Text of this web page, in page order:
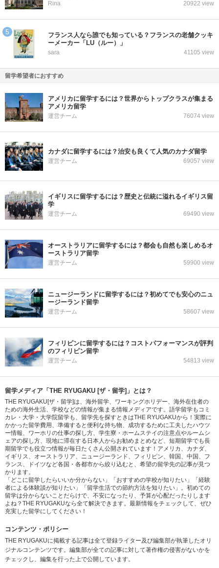
Rina 20922 view
フランス人なら誰でも知っている？フランスの老舗クッキ
ーメーカー「LU（ルー）」
sara 41105 view
留学希望者におすすめ
アメリカに留学するには？世界からトップクラスが集まる
アメリカ留学
運営チーム 76074 view
カナダに留学するには？治安も良くて人気のカナダ留学
運営チーム 69057 view
イギリスに留学するには？歴史と伝統に溢れるイギリス留
学
運営チーム 69490 view
オーストラリアに留学するには？都会も自然も楽しめるオ
ーストラリア留学
運営チーム 59900 view
ニュージーランドに留学するには？初めてでも安心のニュ
ージーランド留学
運営チーム 58607 view
フィリピンに留学するには？コストパフォーマンスが評判
のフィリピン留学
運営チーム 54813 view
留学メディア「THE RYUGAKU [ザ・留学]」とは？
THE RYUGAKU[ザ・留学]は、海外留学、ワーキングホリデー、海外在住者の
ための海外生活、学校などの情報が集まる情報メディアです。語学留学もコミ
カレ・大学・大学院留学も、留学先を探すときはTHE RYUGAKUから！実際に
かかった留学費用、準備すると便利な持ち物、成功するために工夫したハウツ
ー情報、ワーホリの仕事の探し方、学生寮・ホームステイの注意点やルームシ
ェアの探し方、現地に滞在する日本人からお勧めまとめなど、短期留学でも長
期留学でも役立つ情報が毎日たくさん公開されています！アメリカ、カナダ、
イギリス、オーストラリア、ニュージーランド、フィリピン、韓国、中国、フ
ランス、ドイツなど各国・各都市から絞り込むと、希望の留学先の記事が見つ
かります。
「どこに留学したらいいか分からない」「おすすめの学校が知りたい」「経験
者による体験談が知りたい」「留学生活での節約方法を知りたい」。初めての
留学は分からないことだらけで、不安になったり、予算が心配だったりします
よね？THE RYUGAKUなら全て解決できます。最新情報をチェックして、ぜひ
充実した留学にしてください！
コンテンツ・ポリシー
THE RYUGAKUに掲載する記事は全て登録ライター及び編集部が執筆したオリ
ジナルコンテンツです。編集部が全ての記事に対して著作権の侵害がないかを
チェックし、編集を行った上で公開しています。